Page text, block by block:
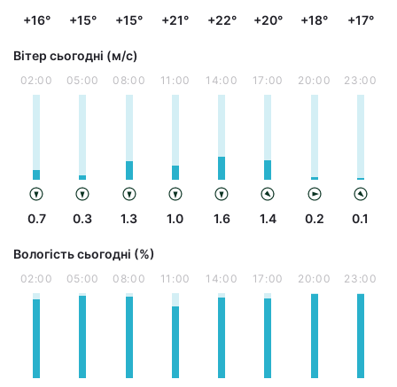
+16° +15° +15° +21° +22° +20° +18° +17°
Вітер сьогодні (м/с)
02:00
0.7
05:00
0.3
08:00
1.3
11:00
1.0
14:00
1.6
17:00
1.4
20:00
0.2
23:00
0.1
Вологість сьогодні (%)
02:00 05:00 08:00 11:00 14:00 17:00 20:00 23:00